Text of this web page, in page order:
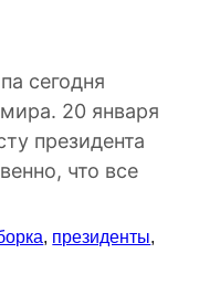
сегодня
20 января
президента
что все
, президенты,